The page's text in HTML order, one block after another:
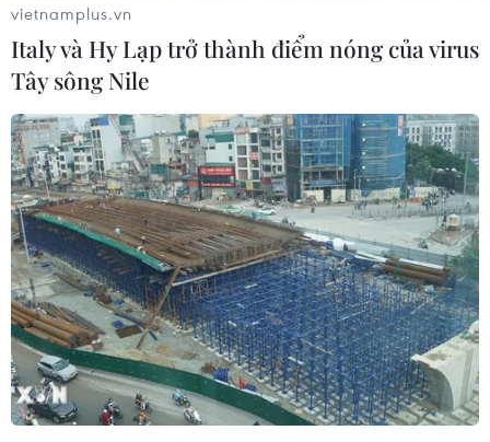
Libya: Tướng Haftar nhất trí với thỏa
vietnamplus.vn
Italy và Hy Lạp trở thành điểm nóng của virus
Tây sông Nile